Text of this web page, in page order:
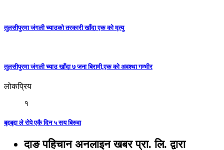
तुलसीपुरमा जंगली च्याउको तरकारी खाँदा एक को मृत्यु
तुलसीपुरमा जंगली च्याउ खाँदा ७ जना बिरामी,एक को अवश्था गम्भीर
लोकप्रिय
१
बृद्दबृद्दा ले रोपे एकै दिन ५ सय बिरुवा
दाङ पहिचान अनलाइन खबर प्रा. लि. द्वारा